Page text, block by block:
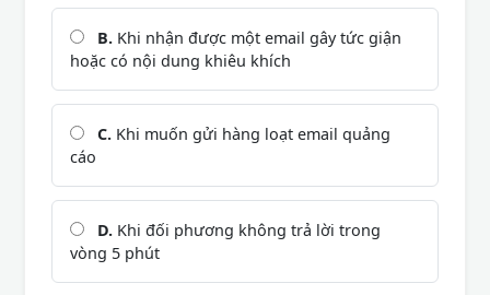
B. Khi nhận được một email gây tức giận
hoặc có nội dung khiêu khích
C. Khi muốn gửi hàng loạt email quảng
cáo
D. Khi đối phương không trả lời trong
vòng 5 phút